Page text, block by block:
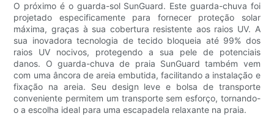
O próximo é o guarda-sol SunGuard. Este guarda-chuva foi
projetado especificamente para fornecer proteção solar
máxima, graças à sua cobertura resistente aos raios UV. A
sua inovadora tecnologia de tecido bloqueia até 99% dos
raios UV nocivos, protegendo a sua pele de potenciais
danos. O guarda-chuva de praia SunGuard também vem
com uma âncora de areia embutida, facilitando a instalação e
fixação na areia. Seu design leve e bolsa de transporte
conveniente permitem um transporte sem esforço, tornando-
o a escolha ideal para uma escapadela relaxante na praia.